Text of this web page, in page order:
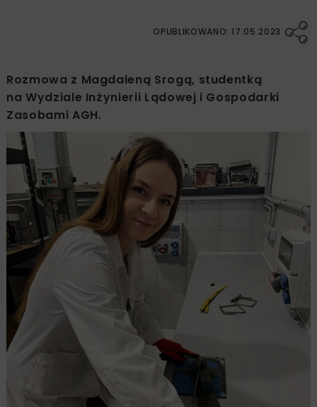
OPUBLIKOWANO: 17.05.2023
Rozmowa z Magdaleną Srogą, studentką
na Wydziale Inżynierii Lądowej i Gospodarki
Zasobami AGH.